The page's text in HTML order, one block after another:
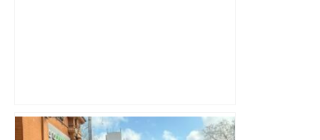
Vous pensiez que c’était comme une